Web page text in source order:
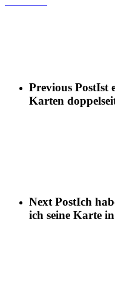
Previous PostIst
Karten
Next PostIch
ich seine Karte